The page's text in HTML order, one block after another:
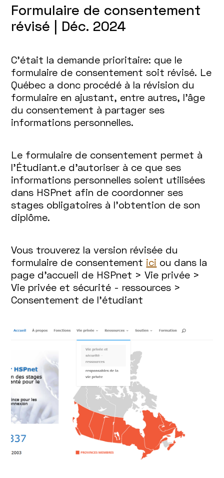
Formulaire de consentement
révisé | Déc. 2024
C’était la demande prioritaire: que le
formulaire de consentement soit révisé. Le
Québec a donc procédé à la révision du
formulaire en ajustant, entre autres, l’âge
du consentement à partager ses
informations personnelles.
Le formulaire de consentement permet à
l’Étudiant.e d’autoriser à ce que ses
informations personnelles soient utilisées
dans HSPnet afin de coordonner ses
stages obligatoires à l’obtention de son
diplôme.
Vous trouverez la version révisée du
formulaire de consentement ici ou dans la
page d’accueil de HSPnet > Vie privée >
Vie privée et sécurité - ressources >
Consentement de l’étudiant